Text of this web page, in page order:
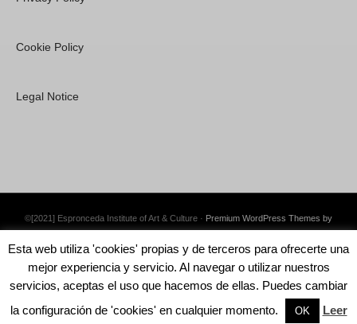
Cookie Policy
Legal Notice
©[2021] Espronceda Institute of Art & Culture · Premium WordPress Themes by
Esta web utiliza 'cookies' propias y de terceros para ofrecerte una
mejor experiencia y servicio. Al navegar o utilizar nuestros
servicios, aceptas el uso que hacemos de ellas. Puedes cambiar
la configuración de 'cookies' en cualquier momento.
OK Leer
English Català Español